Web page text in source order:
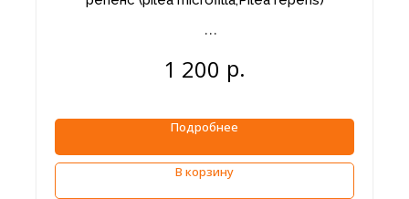
1 200 р.
Подробнее
В корзину